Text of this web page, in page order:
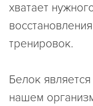
хватает
тренировок.
Белок
нашем